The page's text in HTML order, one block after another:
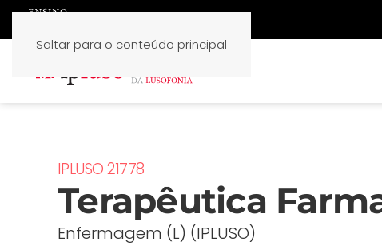
Saltar para o conteúdo principal
IPLUSO 21778
Terapêutica
Enfermagem (L) (IPLUSO)